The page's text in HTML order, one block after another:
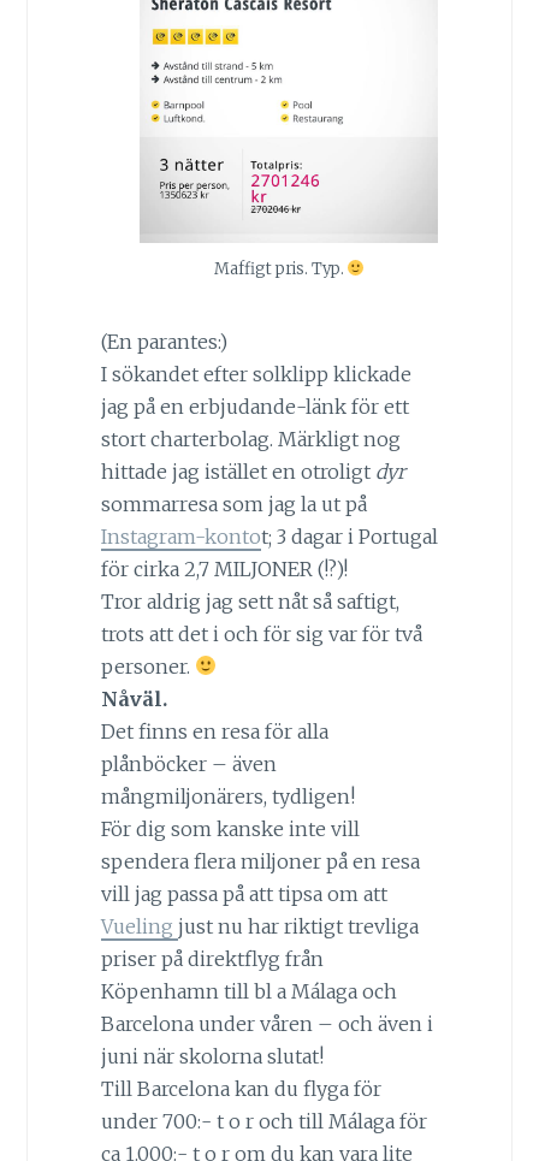
Maffigt pris. Typ.
(En parantes:)
I sökandet efter solklipp klickade
jag på en erbjudande-länk för ett
stort charterbolag. Märkligt nog
hittade jag istället en otroligt dyr
sommarresa som jag la ut på
Instagram-kontot; 3 dagar i Portugal
för cirka 2,7 MILJONER (!?)!
Tror aldrig jag sett nåt så saftigt,
trots att det i och för sig var för två
personer.
Nåväl.
Det finns en resa för alla
plånböcker – även
mångmiljonärers, tydligen!
För dig som kanske inte vill
spendera flera miljoner på en resa
vill jag passa på att tipsa om att
Vueling just nu har riktigt trevliga
priser på direktflyg från
Köpenhamn till bl a Málaga och
Barcelona under våren – och även i
juni när skolorna slutat!
Till Barcelona kan du flyga för
under 700:- t o r och till Málaga för
ca 1.000:- t o r om du kan vara lite